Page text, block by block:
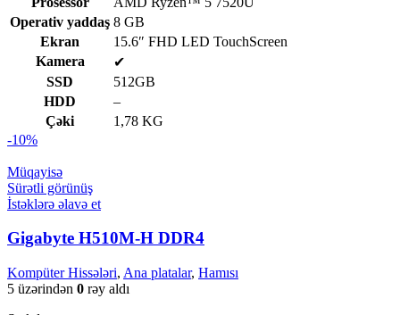
Operativ yaddaş 8 GB
Ekran
15.6″ FHD LED TouchScreen
Kamera
✔
SSD
512GB
HDD
–
Çəki
1,78 KG
-10%
Müqayisə
Sürətli görünüş
İstəklərə əlavə et
Gigabyte H510M-H DDR4
Kompüter Hissələri, Ana platalar, Hamısı
5 üzərindən 0 rəy aldı